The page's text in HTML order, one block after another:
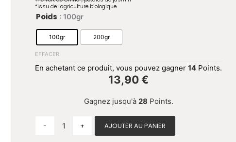
*issu de l'agriculture biologique
Poids : 100gr
100gr 200gr
EFFACER
En achetant ce produit, vous pouvez gagner14 Points.
13,90€
Gagnez jusqu'à 28 Points.
quantité de Jasmin Mao Jian
- + AJOUTER AU PANIER